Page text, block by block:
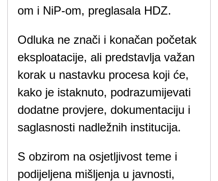
om i NiP-om, preglasala HDZ.
Odluka ne znači i konačan početak
eksploatacije, ali predstavlja važan
korak u nastavku procesa koji će,
kako je istaknuto, podrazumijevati
dodatne provjere, dokumentaciju i
saglasnosti nadležnih institucija.
S obzirom na osjetljivost teme i
podijeljena mišljenja u javnosti,